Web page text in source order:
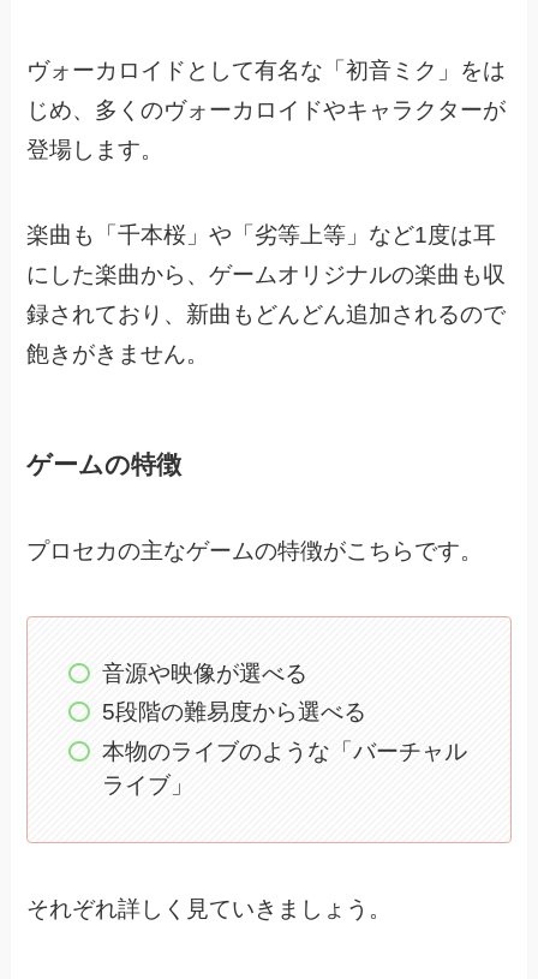
ヴォーカロイドとして有名な「初音ミク」をは
じめ、 多くのヴォーカロイドやキャラクターが
登場します。
楽曲も「千本桜」や「劣等上等」など1度は耳
にした楽曲から、ゲームオリジナルの楽曲も収
録されており、新曲もどんどん追加されるので
飽きがきません。
ゲームの特徴
プロセカの主なゲームの特徴がこちらです。
音源や映像が選べる
5段階の難易度から選べる
本物のライブのような「バーチャル
ライブ」
それぞれ詳しく見ていきましょう。